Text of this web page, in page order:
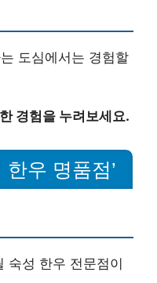
도심에서는 경험할
경험을 누려보세요.
우 명품점’
숙성 한우 전문점이